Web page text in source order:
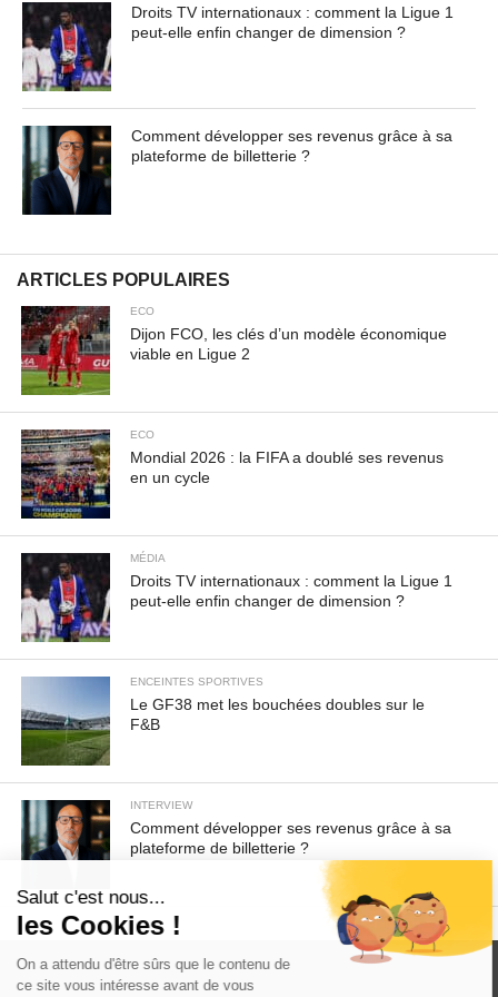
Cras non lacus id magna scelerisque sodales. Curabitur
non fermentum odio, vitae accumsan odio.
Contenu masqué de l'article... Lorem ipsum dolor sit
facilisis, vulputate magna at, pulvinar arcu. Maecenas
sollicitudin turpis a mauris ultrices, ac dignissim nunc
auctor. Aenean feugiat, odio in facilisis sollicitudin, augue
Nullam vitae est a risus dictum congue. Cras non lacus id
magna scelerisque sodales. Curabitur non fermentum
odio, vitae accumsan odio.
Droits TV internationaux : comment la Ligue 1
peut-elle enfin changer de dimension ?
Comment développer ses revenus grâce à sa
plateforme de billetterie ?
ARTICLES POPULAIRES
ECO
Dijon FCO, les clés d’un modèle économique
viable en Ligue 2
ECO
Mondial 2026 : la FIFA a doublé ses revenus
en un cycle
MÉDIA
Droits TV internationaux : comment la Ligue 1
peut-elle enfin changer de dimension ?
ENCEINTES SPORTIVES
Le GF38 met les bouchées doubles sur le
F&B
INTERVIEW
Comment développer ses revenus grâce à sa
plateforme de billetterie ?